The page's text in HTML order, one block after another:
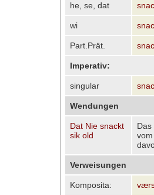
he, se, dat
wi
Part.Prät.
Imperativ:
singular
Wendungen
Dat Nie snackt
sik old
Das
Verweisungen
Komposita: